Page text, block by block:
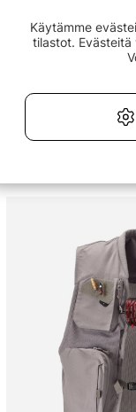
Patagonia Stealth
Green
Käytämme
tilastot. Evästeitä